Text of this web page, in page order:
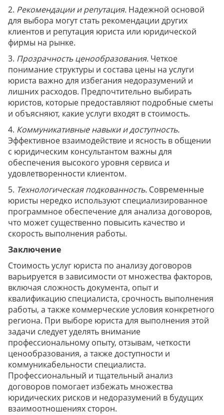
2. Рекомендации и репутация. Надежной основой
для выбора могут стать рекомендации других
клиентов и репутация юриста или юридической
фирмы на рынке.
3. Прозрачность ценообразования. Четкое
понимание структуры и состава цены на услуги
юриста важно для избегания недоразумений и
лишних расходов. Предпочтительно выбирать
юристов, которые предоставляют подробные сметы
и объясняют, какие услуги входят в стоимость.
4. Коммуникативные навыки и доступность.
Эффективное взаимодействие и ясность в общении
с юридическим консультантом важны для
обеспечения высокого уровня сервиса и
удовлетворенности клиентом.
5. Технологическая подкованность. Современные
юристы нередко используют специализированное
программное обеспечение для анализа договоров,
что может существенно повысить качество и
скорость выполнения работы.
Заключение
Стоимость услуг юриста по анализу договоров
варьируется в зависимости от множества факторов,
включая сложность документа, опыт и
квалификацию специалиста, срочность выполнения
работы, а также коммерческие условия конкретного
региона. При выборе юриста для выполнения этой
задачи следует уделять внимание
профессиональному опыту, отзывам, четкости
ценообразования, а также доступности и
коммуникабельности специалиста.
Профессиональный и тщательный анализ
договоров помогает избежать множества
юридических рисков и недоразумений в будущих
взаимоотношениях сторон.